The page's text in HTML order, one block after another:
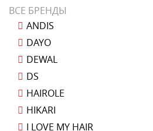
ВСЕ БРЕНДЫ
ANDIS
DAYO
DEWAL
DS
HAIROLE
HIKARI
I LOVE MY HAIR